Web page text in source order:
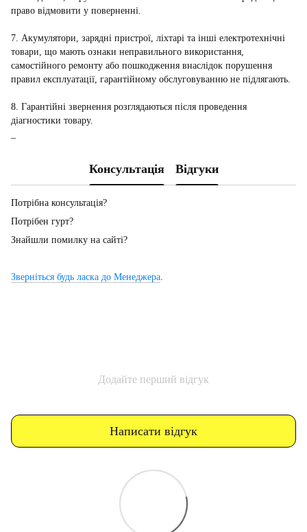
право відмовити у поверненні.
7. Акумулятори, зарядні пристрої, ліхтарі та інші електротехнічні
товари, що мають ознаки неправильного використання,
самостійного ремонту або пошкодження внаслідок порушення
правил експлуатації, гарантійному обслуговуванню не підлягають.
8. Гарантійні звернення розглядаються після проведення
діагностики товару.
Консультація Відгуки
Потрібна консультація?
Потрібен гурт?
Знайшли помилку на сайті?
Зверніться будь ласка до Менеджера.
Додайте перший відгук
Написати відгук